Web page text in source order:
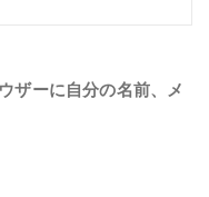
ザーに自分の名前、メ